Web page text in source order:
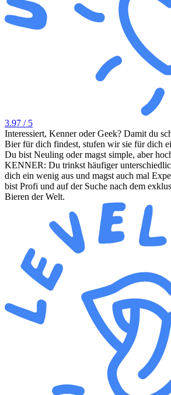
3.97 / 5
Interessiert, Kenner oder Geek? Damit du
Bier für dich findest, stufen wir sie für dich
Du bist Neuling oder magst simple, aber
KENNER: Du trinkst häufiger
dich ein wenig aus und magst auch mal
bist Profi und auf der Suche nach dem
Bieren der Welt.